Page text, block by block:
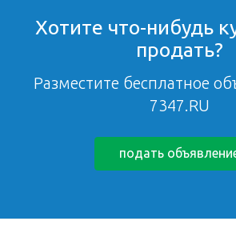
Хотите что-нибудь
продать?
Разместите бесплатное
7347.RU
подать